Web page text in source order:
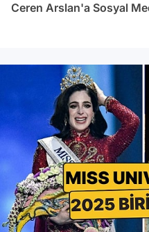
Ceren Arslan'a Sosyal